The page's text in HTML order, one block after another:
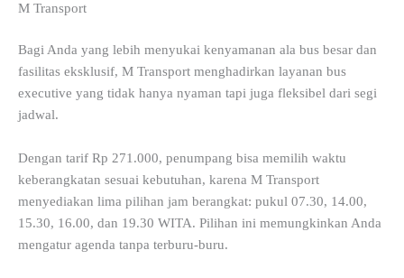
M Transport
Bagi Anda yang lebih menyukai kenyamanan ala bus besar dan
fasilitas eksklusif, M Transport menghadirkan layanan bus
executive yang tidak hanya nyaman tapi juga fleksibel dari segi
jadwal.
Dengan tarif Rp 271.000, penumpang bisa memilih waktu
keberangkatan sesuai kebutuhan, karena M Transport
menyediakan lima pilihan jam berangkat: pukul 07.30, 14.00,
15.30, 16.00, dan 19.30 WITA. Pilihan ini memungkinkan Anda
mengatur agenda tanpa terburu-buru.